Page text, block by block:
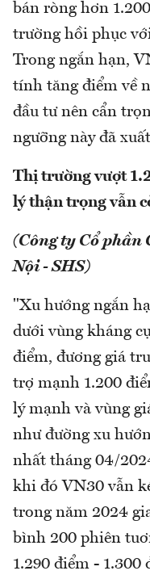
bán ròng hơn
trường hồi phục
Trong ngắn hạn,
tính tăng điểm về
đầu tư nên cẩn
ngưỡng này đã
Thị trường vượt
lý thận trọng vẫn
(Công ty Cổ phần
Nội - SHS)
"Xu hướng ngắn
dưới vùng kháng
điểm, đương giá
trợ mạnh 1.200
lý mạnh và vùng
như đường xu
nhất tháng 04/
khi đó VN30 vẫn
trong năm 2024
bình 200 phiên
1.290 điểm - 1.300